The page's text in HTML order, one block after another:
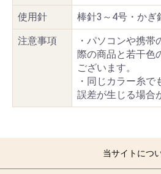
使用針 棒針3～4号・かぎ
注意事項
・パソコンや携
際の商品と若干色
ございます。
・同じカラー糸
誤差が生じる場合
当サイトにつ